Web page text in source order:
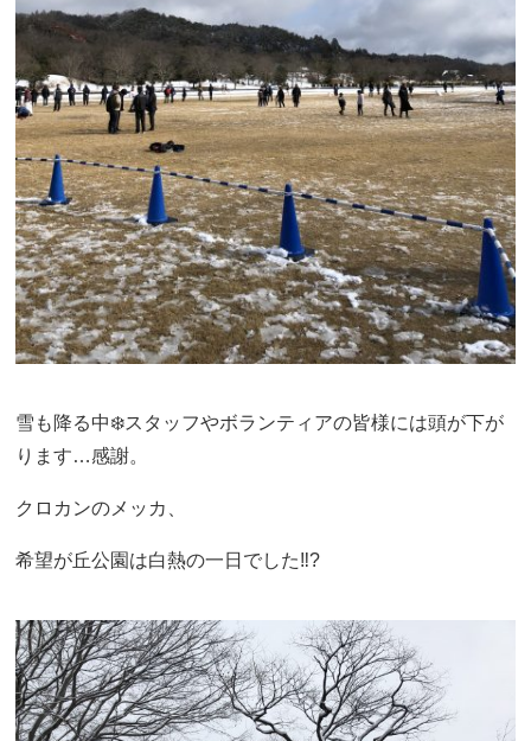
雪も降る中❄️スタッフやボランティアの皆様には頭が下が
ります…感謝。
クロカンのメッカ、
希望が丘公園は白熱の一日でした‼️?